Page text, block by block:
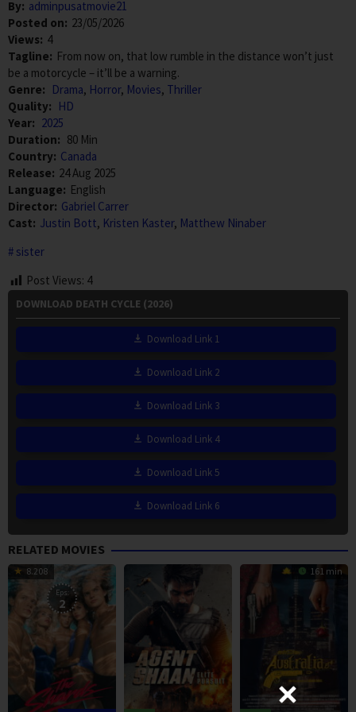
By: adminpusatmovie21
Posted on: 23/05/2026
Views: 4
Tagline: From now on, that low rumble in the distance won’t just
be a motorcycle – it’ll be a warning.
Genre: Drama, Horror, Movies, Thriller
Quality: HD
Year: 2025
Duration: 80 Min
Country: Canada
Release: 24 Aug 2025
Language: English
Director: Gabriel Carrer
Cast: Justin Bott, Kristen Kaster, Matthew Ninaber
sister
Post Views: 4
DOWNLOAD DEATH CYCLE (2026)
Download Link 1
Download Link 2
Download Link 3
Download Link 4
Download Link 5
Download Link 6
RELATED MOVIES
8.208
Eps:
2
161 min